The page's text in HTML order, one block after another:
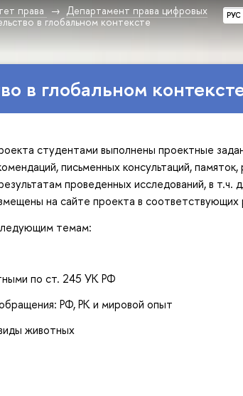
РУС
права
Департамент права цифровых
в глобальном контексте
в глобальном
студентами выполнены проектные
письменных консультаций, памяток,
проведенных исследований, в т.ч.
на сайте проекта в соответствующих
темам:
по ст. 245 УК РФ
РФ, РК и мировой опыт
животных